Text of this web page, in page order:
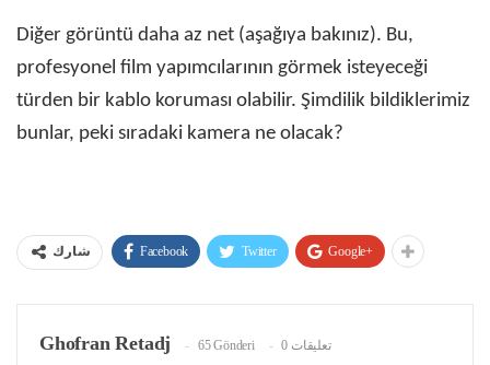
Diğer görüntü daha az net (aşağıya bakınız). Bu,
profesyonel film yapımcılarının görmek isteyeceği
türden bir kablo koruması olabilir. Şimdilik bildiklerimiz
bunlar, peki sıradaki kamera ne olacak?
شارك Facebook Twitter Google+
Ghofran Retadj 65 Gönderi 0 تعليقات